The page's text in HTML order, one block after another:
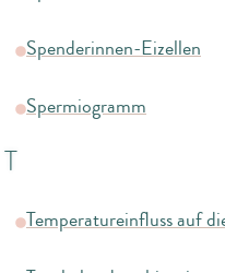
Spenderinnen-Eizellen
Spermiogramm
T
Temperatureinfluss auf